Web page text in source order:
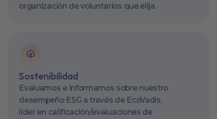
organización de voluntarios que elija.
Sostenibilidad
Evaluamos e informamos sobre nuestro
desempeño ESG a través de EcoVadis,
líder en calificación/evaluaciones de